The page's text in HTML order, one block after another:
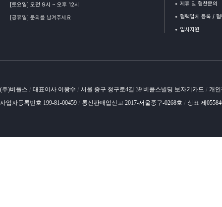
[토요일] 오전 9시 ~ 오후 12시
[공휴일] 문의를 남겨주세요
제휴 및 협찬문의
협력업체 등록 /
입사지원
(주)비플스 / 대표이사 이왕수 / 서울 중구 청구로4길 39 비플스빌딩 보자기카드 / 개
사업자등록번호 199-81-00459 / 통신판매업신고 2017-서울중구-0268호 / 상표 제